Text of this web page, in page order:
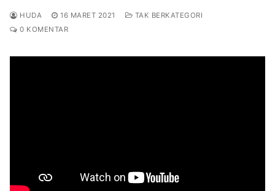
HUDA 16 MARET 2021
TAK BERKATEGORI
0 KOMENTAR